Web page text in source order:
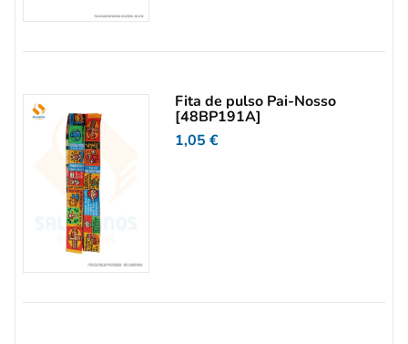
Fita de pulso Pai-Nosso
[48BP191A]
1,05€